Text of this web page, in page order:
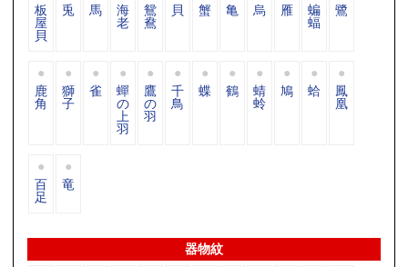
板
屋
貝
兎 馬 海
老
鴛
鴦
貝 蟹 亀 烏 雁 蝙
蝠
鷺
鹿
角
獅
子
雀 蟬
の
上
羽
鷹
の
羽
千
鳥
蝶 鶴 蜻
蛉
鳩 蛤 鳳
凰
百
足
竜
器物紋